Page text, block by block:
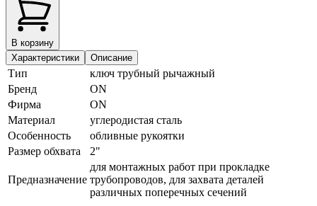
В корзину
Характеристики
Описание
Тип
ключ трубный рычажный
Бренд
ON
Фирма
ON
Материал
углеродистая сталь
Особенность
обливные рукоятки
Размер обхвата
2"
Предназначение
для монтажных работ при прокладке
трубопроводов, для захвата деталей
различных поперечных сечений